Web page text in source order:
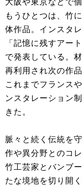
もうひとつは、竹
体作品。インスタ
「記憶に残すアー
で発表している。
再利用され次の作
これまでフランス
ンスタレーション
きた。
脈々と続く伝統を
作や異分野とのコ
竹工芸家とバンブ
たな境地を切り開